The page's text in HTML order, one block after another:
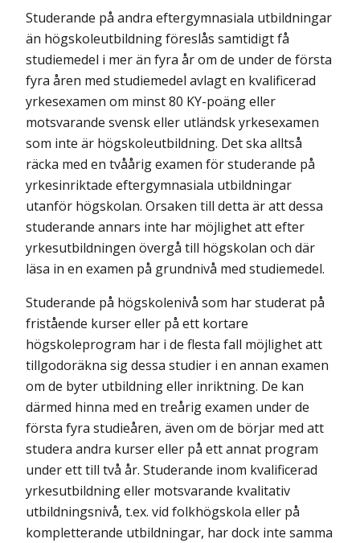
Studerande på andra eftergymnasiala utbildningar
än högskoleutbildning föreslås samtidigt få
studiemedel i mer än fyra år om de under de första
fyra åren med studie­medel avlagt en kvalificerad
yrkesexamen om minst 80 KY-poäng eller
motsvarande svensk eller utländsk yrkesexamen
som inte är högskoleutbildning. Det ska alltså
räcka med en tvåårig examen för studerande på
yrkesinriktade efter­gymnasiala utbildningar
utanför högskolan. Orsaken till detta är att dessa
studerande annars inte har möjlighet att efter
yrkesutbildningen övergå till högskolan och där
läsa in en examen på grundnivå med studiemedel.
Studerande på högskolenivå som har studerat på
fristående kurser eller på ett kortare
högskoleprogram har i de flesta fall möjlighet att
tillgodoräkna sig dessa studier i en annan examen
om de byter utbildning eller inriktning. De kan
därmed hinna med en treårig examen under de
första fyra studieåren, även om de börjar med att
studera andra kurser eller på ett annat program
under ett till två år. Studerande inom kvalificerad
yrkesutbildning eller motsvarande kvalitativ
utbildningsnivå, t.ex. vid folkhögskola eller på
kompletterande utbildningar, har dock inte samma